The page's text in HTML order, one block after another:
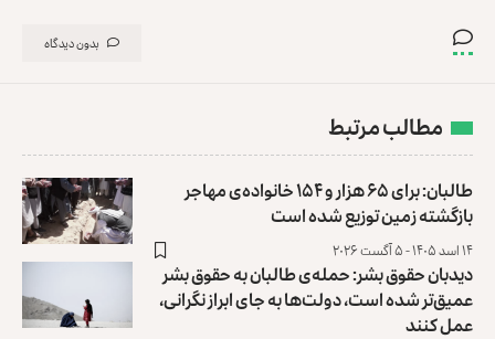
بدون دیدگاه
مطالب مرتبط
طالبان: برای ۶۵ هزار و ۱۵۴ خانواده‌ی مهاجر
بازگشته زمین توزیع ‏شده است
۱۴ اسد ۱۴۰۵ - ۵ آگست ۲۰۲۶
دیدبان حقوق بشر: حمله‌ی طالبان به حقوق بشر
عمیق‌تر شده است، دولت‌ها به جای ابراز نگرانی،
عمل کنند